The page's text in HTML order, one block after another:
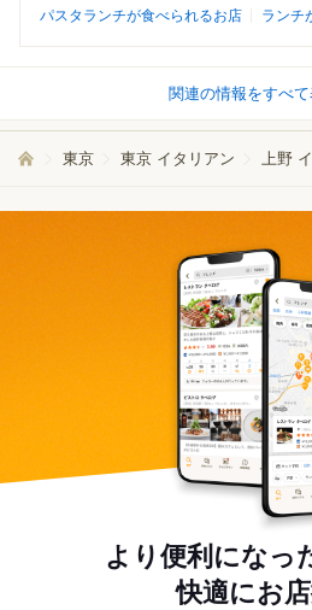
パスタランチが食べられるお店
ランチ
関連の情報をすべ
東京 東京 イタリアン 上野
より便利になっ
快適にお